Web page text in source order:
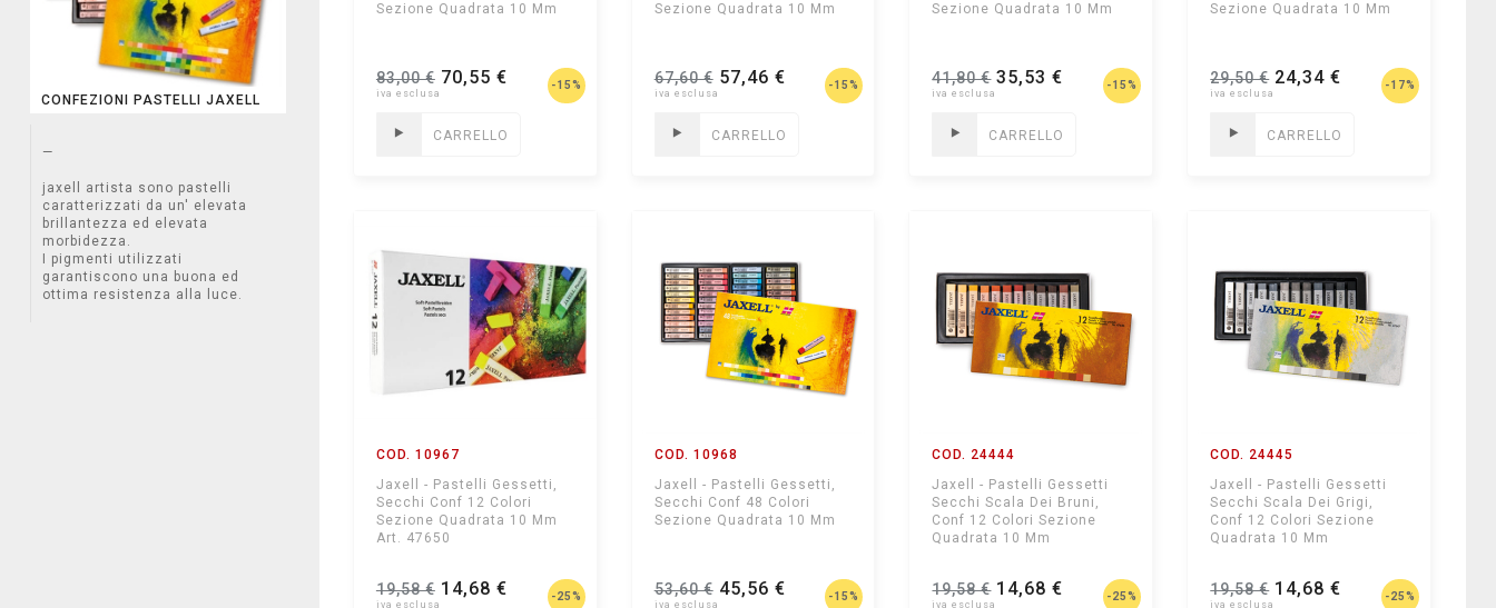
CONFEZIONI PASTELLI JAXELL
—
jaxell artista sono pastelli
caratterizzati da un' elevata
brillantezza ed elevata
morbidezza.
I pigmenti utilizzati
garantiscono una buona ed
ottima resistenza alla luce.
Sezione Quadrata 10 Mm
83,00 €70,55 € -15%
CARRELLO
Sezione Quadrata 10 Mm
67,60 €57,46 € -15%
CARRELLO
Sezione Quadrata 10 Mm
41,80 €35,53 € -15%
CARRELLO
Sezione Quadrata 10 Mm
29,50 €24,34 € -17%
CARRELLO
COD. 10967
Jaxell - Pastelli Gessetti,
Secchi Conf 12 Colori
Sezione Quadrata 10 Mm
Art. 47650
19,58 €14,68 € -25%
COD. 10968
Jaxell - Pastelli Gessetti,
Secchi Conf 48 Colori
Sezione Quadrata 10 Mm
53,60 €45,56 € -15%
COD. 24444
Jaxell - Pastelli Gessetti
Secchi Scala Dei Bruni,
Conf 12 Colori Sezione
Quadrata 10 Mm
19,58 €14,68 € -25%
COD. 24445
Jaxell - Pastelli Gessetti
Secchi Scala Dei Grigi,
Conf 12 Colori Sezione
Quadrata 10 Mm
19,58 €14,68 € -25%